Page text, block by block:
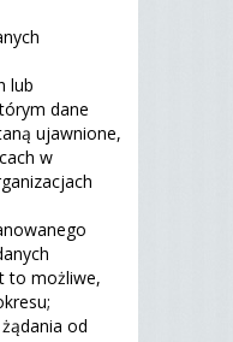
lub
dane
ujawnione,
w
to możliwe,
od